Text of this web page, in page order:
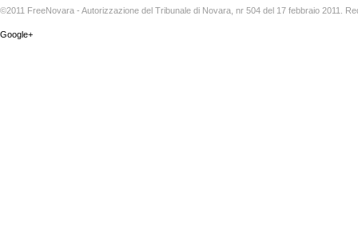
©2011 FreeNovara - Autorizzazione del Tribunale di Novara, nr 504 del 17 febbraio 2011.
Google+